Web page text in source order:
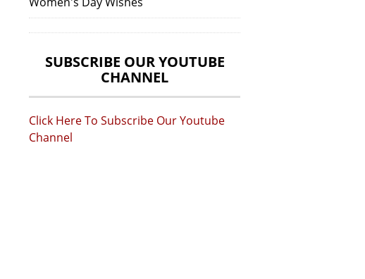
SUBSCRIBE OUR YOUTUBE
CHANNEL
Click Here To Subscribe Our Youtube
Channel